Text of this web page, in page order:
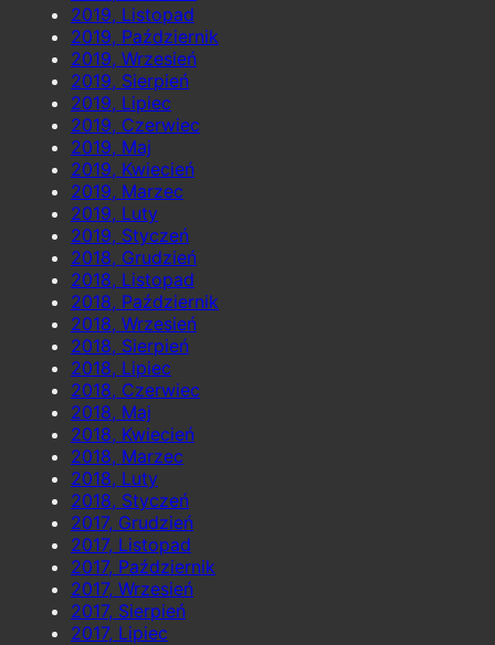
2019, Listopad
2019, Październik
2019, Wrzesień
2019, Sierpień
2019, Lipiec
2019, Czerwiec
2019, Maj
2019, Kwiecień
2019, Marzec
2019, Luty
2019, Styczeń
2018, Grudzień
2018, Listopad
2018, Październik
2018, Wrzesień
2018, Sierpień
2018, Lipiec
2018, Czerwiec
2018, Maj
2018, Kwiecień
2018, Marzec
2018, Luty
2018, Styczeń
2017, Grudzień
2017, Listopad
2017, Październik
2017, Wrzesień
2017, Sierpień
2017, Lipiec